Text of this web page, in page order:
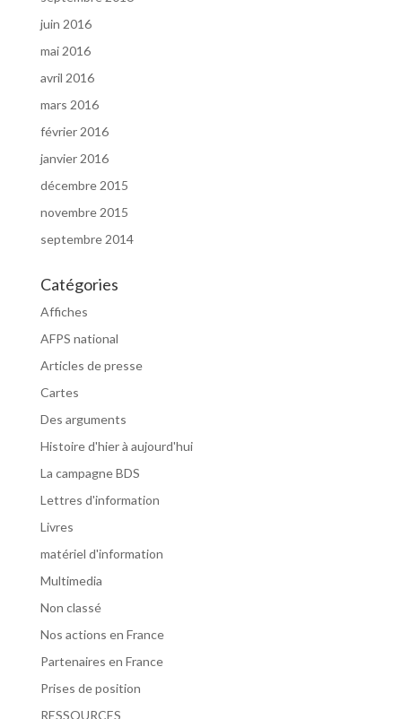
juin 2016
mai 2016
avril 2016
mars 2016
février 2016
janvier 2016
décembre 2015
novembre 2015
septembre 2014
Catégories
Affiches
AFPS national
Articles de presse
Cartes
Des arguments
Histoire d'hier à aujourd'hui
La campagne BDS
Lettres d'information
Livres
matériel d'information
Multimedia
Non classé
Nos actions en France
Partenaires en France
Prises de position
RESSOURCES